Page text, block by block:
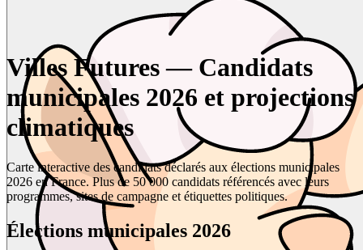
Villes Futures — Candidats
municipales 2026 et projections
climatiques
Carte interactive des candidats déclarés aux élections municipales
2026 en France. Plus de 50 000 candidats référencés avec leurs
programmes, sites de campagne et étiquettes politiques.
Élections municipales 2026